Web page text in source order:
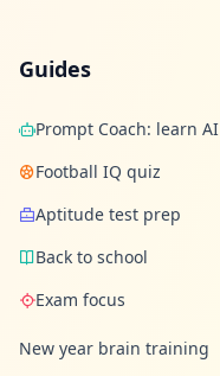
Guides
Prompt Coach: learn AI
Football IQ quiz
Aptitude test prep
Back to school
Exam focus
New year brain training